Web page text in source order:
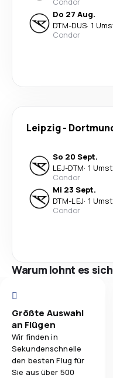
Do 27 Aug.
DTM-DUS· 1
Condor
Leipzig-
So 20 Sept.
LEJ-DTM· 1
Condor
Mi 23 Sept.
DTM-LEJ· 1
Condor
Warum lohnt es
Größte Auswahl
an Flügen
Wir finden in
Sekundenschnelle
den besten Flug für
Sie aus über 500